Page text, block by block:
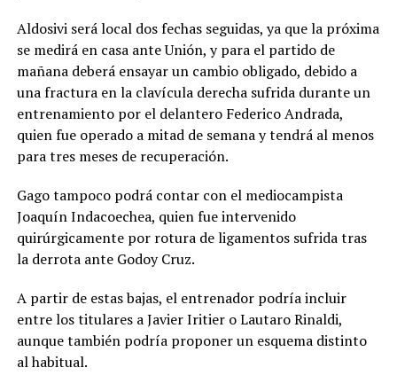
Aldosivi será local dos fechas seguidas, ya que la próxima
se medirá en casa ante Unión, y para el partido de
mañana deberá ensayar un cambio obligado, debido a
una fractura en la clavícula derecha sufrida durante un
entrenamiento por el delantero Federico Andrada,
quien fue operado a mitad de semana y tendrá al menos
para tres meses de recuperación.
Gago tampoco podrá contar con el mediocampista
Joaquín Indacoechea, quien fue intervenido
quirúrgicamente por rotura de ligamentos sufrida tras
la derrota ante Godoy Cruz.
A partir de estas bajas, el entrenador podría incluir
entre los titulares a Javier Iritier o Lautaro Rinaldi,
aunque también podría proponer un esquema distinto
al habitual.